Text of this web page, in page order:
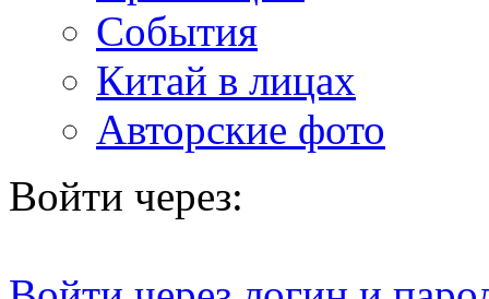
События
Китай в лицах
Авторские фото
Войти через: